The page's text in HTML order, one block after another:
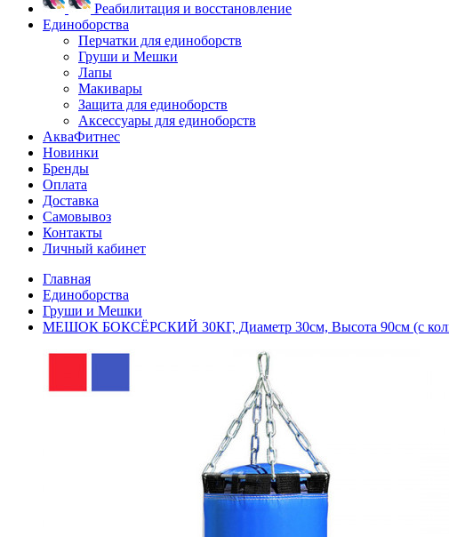
Реабилитация и восстановление
Единоборства
Перчатки для единоборств
Груши и Мешки
Лапы
Макивары
Защита для единоборств
Аксессуары для единоборств
АкваФитнес
Новинки
Бренды
Оплата
Доставка
Самовывоз
Контакты
Личный кабинет
Главная
Единоборства
Груши и Мешки
МЕШОК БОКСЁРСКИЙ 30КГ, Диаметр 30см, Высота 90см (с